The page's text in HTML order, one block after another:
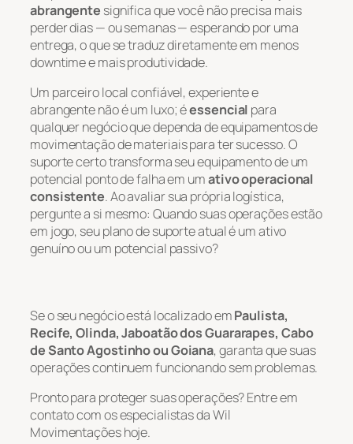
abrangente significa que você não precisa mais
perder dias — ou semanas — esperando por uma
entrega, o que se traduz diretamente em menos
downtimee mais produtividade.
Um parceiro local confiável, experiente e
abrangente não é um luxo; éessencial para
qualquer negócio que dependa de equipamentos de
movimentação de materiais para ter sucesso. O
suporte certo transforma seu equipamento de um
potencial ponto de falha em umativo operacional
consistente. Ao avaliar sua própria logística,
pergunte a si mesmo: Quando suas operações estão
em jogo, seu plano de suporte atual é um ativo
genuíno ou um potencial passivo?
Se o seu negócio está localizado emPaulista,
Recife, Olinda, Jaboatão dos Guararapes, Cabo
de Santo Agostinho ou Goiana, garanta que suas
operações continuem funcionando sem problemas.
Pronto para proteger suas operações? Entre em
contato com os especialistas da Wil
Movimentações hoje.